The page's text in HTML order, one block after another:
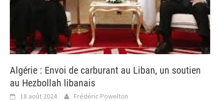
Algérie : Envoi de carburant au Liban, un soutien
au Hezbollah libanais
18 août 2024 Frédéric Powelton